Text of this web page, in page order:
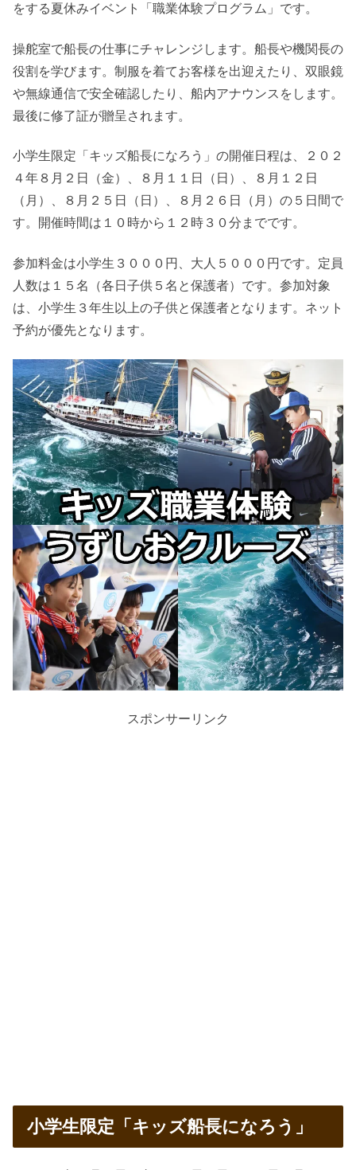
をする夏休みイベント「職業体験プログラム」です。
操舵室で船長の仕事にチャレンジします。船長や機関長の
役割を学びます。制服を着てお客様を出迎えたり、双眼鏡
や無線通信で安全確認したり、船内アナウンスをします。
最後に修了証が贈呈されます。
小学生限定「キッズ船長になろう」の開催日程は、２０２
４年８月２日（金）、８月１１日（日）、８月１２日
（月）、８月２５日（日）、８月２６日（月）の５日間で
す。開催時間は１０時から１２時３０分までです。
参加料金は小学生３０００円、大人５０００円です。定員
人数は１５名（各日子供５名と保護者）です。参加対象
は、小学生３年生以上の子供と保護者となります。ネット
予約が優先となります。
スポンサーリンク
小学生限定「キッズ船長になろう」